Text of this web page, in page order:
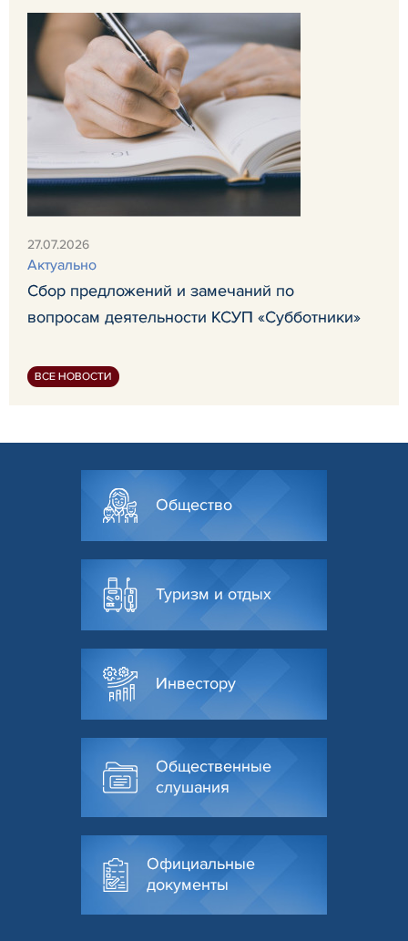
27.07.2026
Актуально
Сбор предложений и замечаний по
вопросам деятельности КСУП «Субботники»
ВСЕ НОВОСТИ
Общество
Туризм и отдых
Инвестору
Общественные
слушания
Официальные
документы